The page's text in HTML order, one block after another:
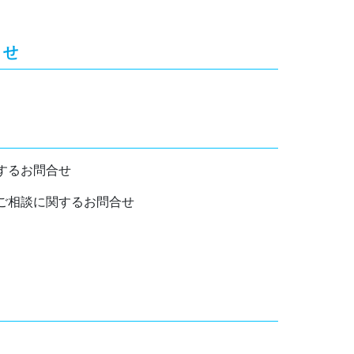
るお問合せ
相談に関するお問合せ